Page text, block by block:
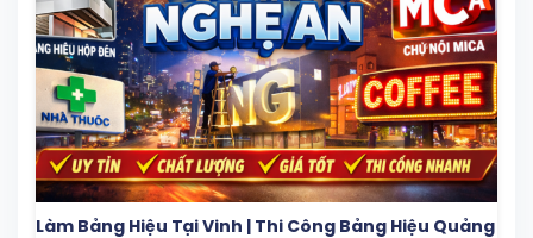
Làm Bảng Hiệu Tại Vinh | Thi Công Bảng Hiệu Quảng